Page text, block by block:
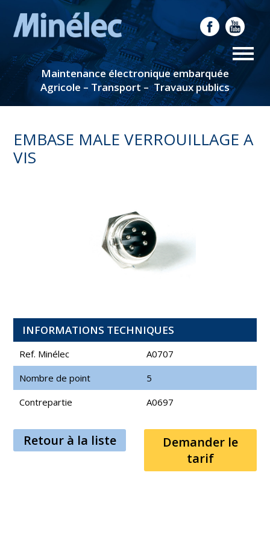
Maintenance électronique embarquée
Agricole – Transport – Travaux publics
EMBASE MALE VERROUILLAGE A
VIS
INFORMATIONS TECHNIQUES
Ref. Minélec
A0707
Nombre de point
5
Contrepartie
A0697
Retour à la liste
Demander le
tarif